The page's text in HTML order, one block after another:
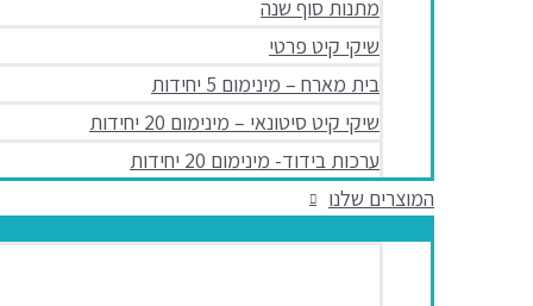
מתנות סוף שנה
שיקי קיט פרטי
בית מארח – מינימום 5 יחידות
שיקי קיט סיטונאי – מינימום 20 יחידות
ערכות בידוד- מינימום 20 יחידות
המוצרים שלנו